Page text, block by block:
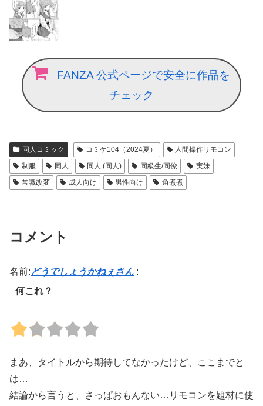
FANZA 公式ページで安全に作品を
チェック
同人コミック コミケ104（2024夏）
人間操作リモコン
制服
同人 同人 (同人) 同級生/同僚
実妹
常識改変
成人向け 男性向け 角煮煮
コメント
名前:どうでしょうかねぇさん :
何これ？
まあ、タイトルから期待してなかったけど、ここまでと
は…
結論から言うと、さっぱおもんない…リモコンを題材に使